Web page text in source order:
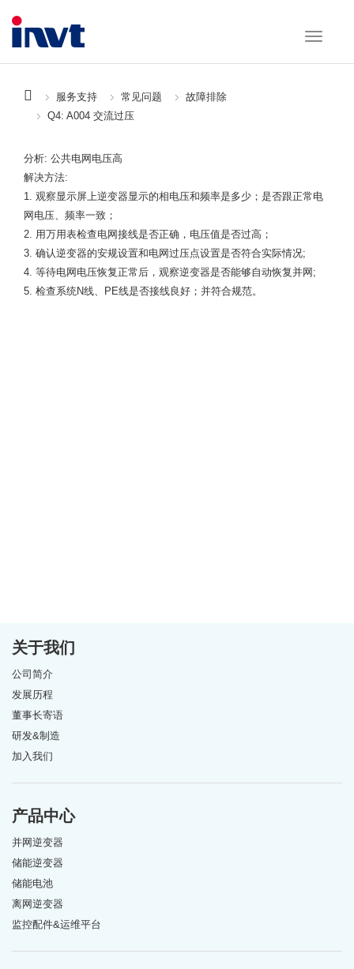
服务支持 常见问题
故障排除
Q4: A004 交流过压
分析: 公共电网电压高
解决方法:
1. 观察显示屏上逆变器显示的相电压和频率是多少；是否跟正常电
网电压、频率一致；
2. 用万用表检查电网接线是否正确，电压值是否过高；
3. 确认逆变器的安规设置和电网过压点设置是否符合实际情况;
4. 等待电网电压恢复正常后，观察逆变器是否能够自动恢复并网;
5. 检查系统N线、PE线是否接线良好；并符合规范。
关于我们
公司简介
发展历程
董事长寄语
研发&制造
加入我们
产品中心
并网逆变器
储能逆变器
储能电池
离网逆变器
监控配件&运维平台